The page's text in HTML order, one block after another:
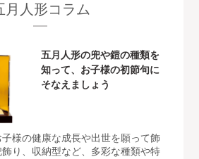
月人形コラム
五月人形の兜や鎧の種類を
知って、お子様の初節句に
そなえましょう
様の健康な成長や出世を願って飾
り、収納型など、多彩な種類や特